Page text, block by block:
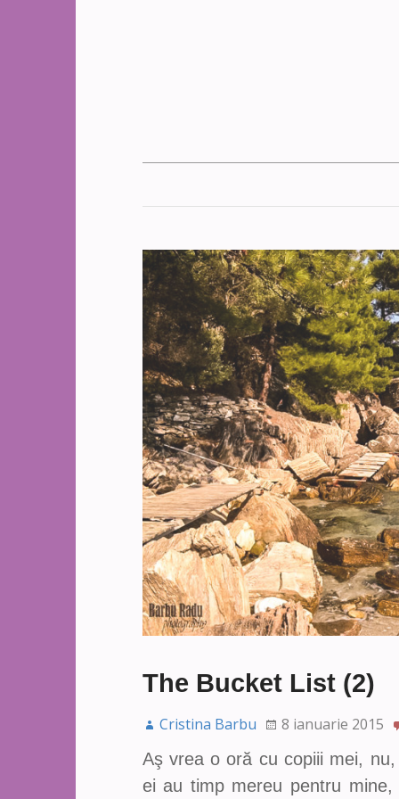
The Bucket List (2)
Cristina Barbu
8 ianuarie 2015
Aş vrea o oră cu copiii mei,
ei au timp mereu pentru